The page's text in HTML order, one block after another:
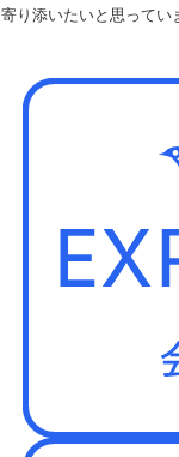
寄り添いたいと思ってい